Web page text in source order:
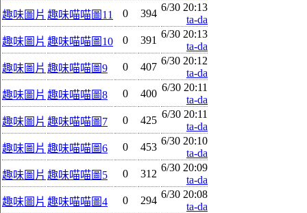
趣味圖片 趣味喵喵圖11 0 394
6/30 20:13
ta-da
趣味圖片 趣味喵喵圖10 0 391
6/30 20:13
ta-da
趣味圖片 趣味喵喵圖9 0 407
6/30 20:12
ta-da
趣味圖片 趣味喵喵圖8 0 400
6/30 20:11
ta-da
趣味圖片 趣味喵喵圖7 0 425
6/30 20:11
ta-da
趣味圖片 趣味喵喵圖6 0 453
6/30 20:10
ta-da
趣味圖片 趣味喵喵圖5 0 312
6/30 20:09
ta-da
趣味圖片 趣味喵喵圖4 0 294
6/30 20:08
ta-da